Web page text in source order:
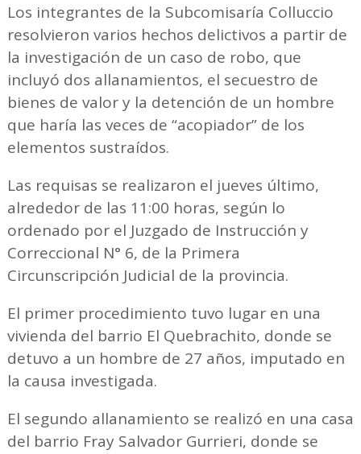
Los integrantes de la Subcomisaría Colluccio
resolvieron varios hechos delictivos a partir de
la investigación de un caso de robo, que
incluyó dos allanamientos, el secuestro de
bienes de valor y la detención de un hombre
que haría las veces de “acopiador” de los
elementos sustraídos.
Las requisas se realizaron el jueves último,
alrededor de las 11:00 horas, según lo
ordenado por el Juzgado de Instrucción y
Correccional N° 6, de la Primera
Circunscripción Judicial de la provincia.
El primer procedimiento tuvo lugar en una
vivienda del barrio El Quebrachito, donde se
detuvo a un hombre de 27 años, imputado en
la causa investigada.
El segundo allanamiento se realizó en una casa
del barrio Fray Salvador Gurrieri, donde se